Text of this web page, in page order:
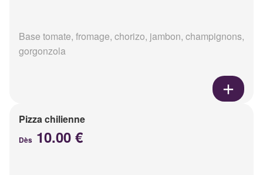
Base tomate, fromage, chorizo, jambon, champignons,
gorgonzola
Pizza chilienne
Dès 10.00 €